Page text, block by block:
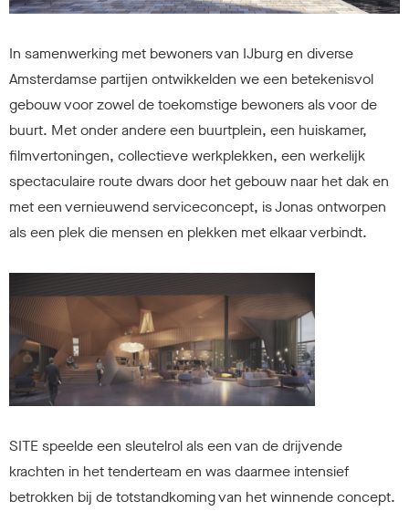
In samenwerking met bewoners van IJburg en diverse
Amsterdamse partijen ontwikkelden we een betekenisvol
gebouw voor zowel de toekomstige bewoners als voor de
buurt. Met onder andere een buurtplein, een huiskamer,
filmvertoningen, collectieve werkplekken, een werkelijk
spectaculaire route dwars door het gebouw naar het dak en
met een vernieuwend serviceconcept, is Jonas ontworpen
als een plek die mensen en plekken met elkaar verbindt.
SITE speelde een sleutelrol als een van de drijvende
krachten in het tenderteam en was daarmee intensief
betrokken bij de totstandkoming van het winnende concept.